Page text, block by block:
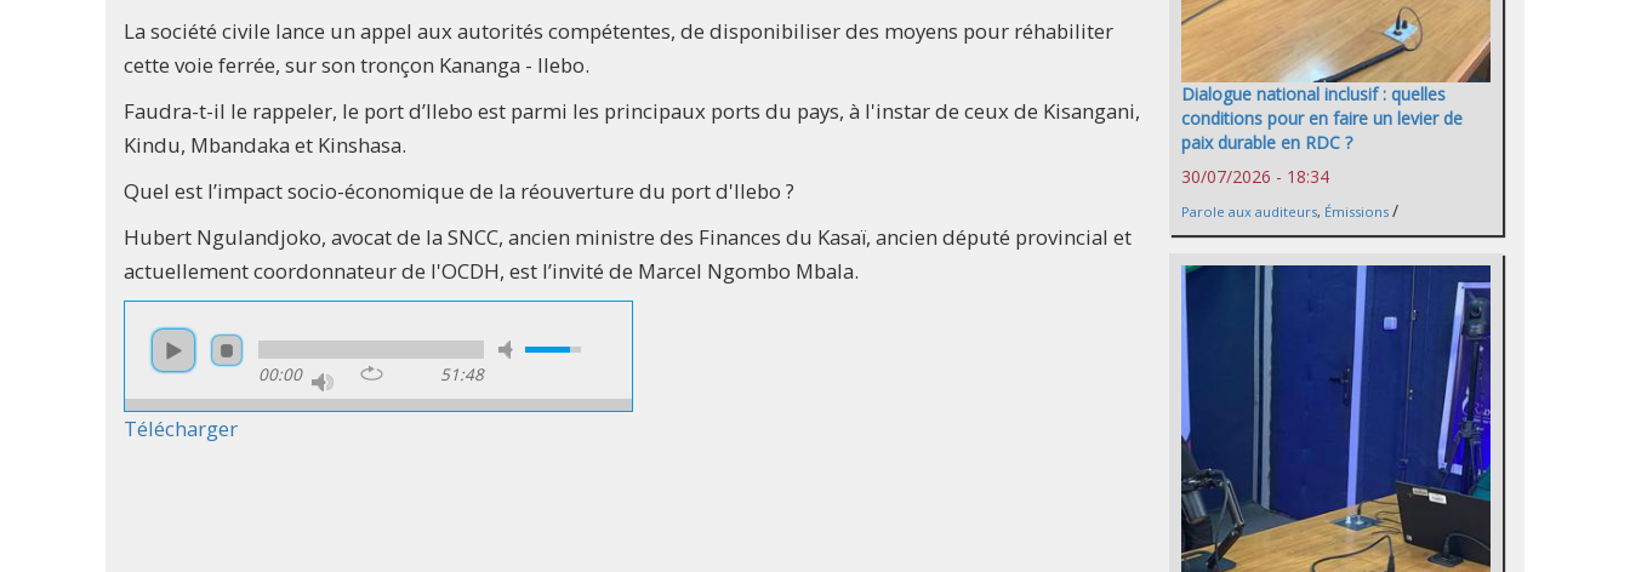
La société civile lance un appel aux autorités compétentes, de disponibiliser des moyens pour réhabiliter
cette voie ferrée, sur son tronçon Kananga - Ilebo.
Faudra-t-il le rappeler, le port d’Ilebo est parmi les principaux ports du pays, à l'instar de ceux de Kisangani,
Kindu, Mbandaka et Kinshasa.
Quel est l’impact socio-économique de la réouverture du port d'Ilebo ?
Hubert Ngulandjoko, avocat de la SNCC, ancien ministre des Finances du Kasaï, ancien député provincial et
actuellement coordonnateur de l'OCDH, est l’invité de Marcel Ngombo Mbala.
00:00 51:48
Télécharger
Dialogue national inclusif : quelles
conditions pour en faire un levier de
paix durable en RDC ?
30/07/2026 - 18:34
Parole aux auditeurs, Émissions /